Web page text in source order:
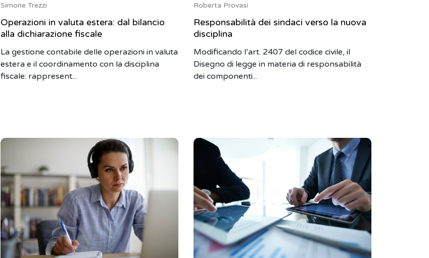
Simone Trezzi
Operazioni in valuta estera: dal bilancio
alla dichiarazione fiscale
La gestione contabile delle operazioni in valuta
estera e il coordinamento con la disciplina
fiscale: rappresent...
Roberta Provasi
Responsabilità dei sindaci verso la nuova
disciplina
Modificando l’art. 2407 del codice civile, il
Disegno di legge in materia di responsabilità
dei componenti...